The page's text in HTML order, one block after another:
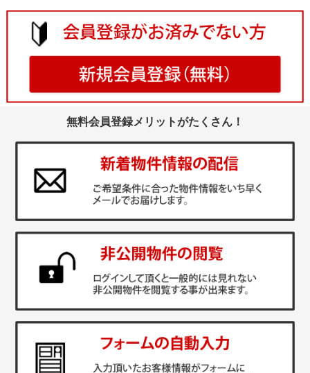
無料会員登録メリットがたくさん！